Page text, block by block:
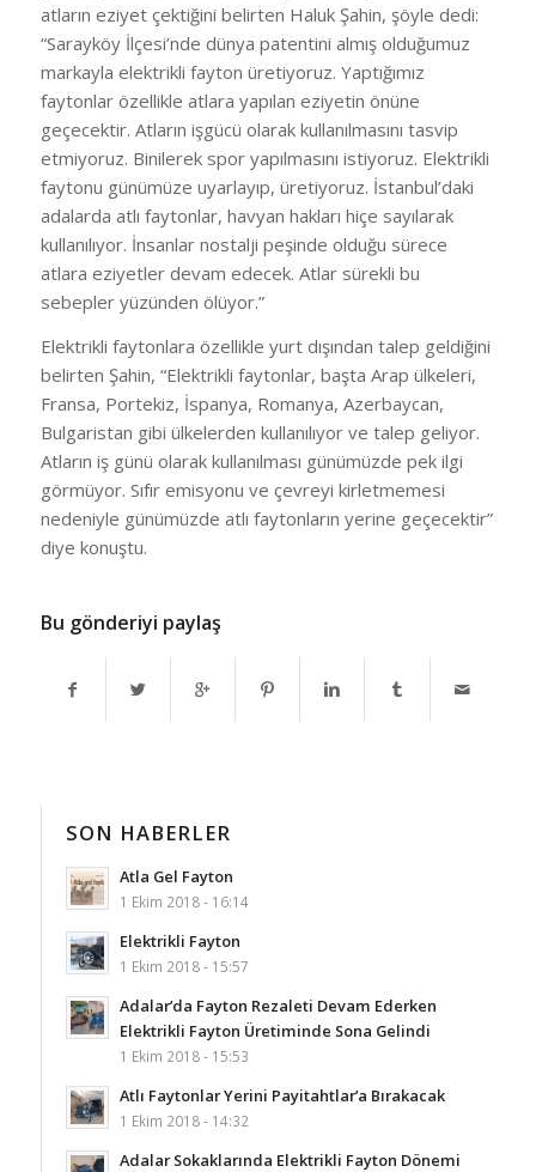
atların eziyet çektiğini belirten Haluk Şahin, şöyle dedi:
“Sarayköy İlçesi’nde dünya patentini almış olduğumuz
markayla elektrikli fayton üretiyoruz. Yaptığımız
faytonlar özellikle atlara yapılan eziyetin önüne
geçecektir. Atların işgücü olarak kullanılmasını tasvip
etmiyoruz. Binilerek spor yapılmasını istiyoruz. Elektrikli
faytonu günümüze uyarlayıp, üretiyoruz. İstanbul’daki
adalarda atlı faytonlar, havyan hakları hiçe sayılarak
kullanılıyor. İnsanlar nostalji peşinde olduğu sürece
atlara eziyetler devam edecek. Atlar sürekli bu
sebepler yüzünden ölüyor.”
Elektrikli faytonlara özellikle yurt dışından talep geldiğini
belirten Şahin, “Elektrikli faytonlar, başta Arap ülkeleri,
Fransa, Portekiz, İspanya, Romanya, Azerbaycan,
Bulgaristan gibi ülkelerden kullanılıyor ve talep geliyor.
Atların iş günü olarak kullanılması günümüzde pek ilgi
görmüyor. Sıfır emisyonu ve çevreyi kirletmemesi
nedeniyle günümüzde atlı faytonların yerine geçecektir”
diye konuştu.
Bu gönderiyi paylaş
SON HABERLER
Atla Gel Fayton
1 Ekim 2018 - 16:14
Elektrikli Fayton
1 Ekim 2018 - 15:57
Adalar’da Fayton Rezaleti Devam Ederken
Elektrikli Fayton Üretiminde Sona Gelindi
1 Ekim 2018 - 15:53
Atlı Faytonlar Yerini Payitahtlar’a Bırakacak
1 Ekim 2018 - 14:32
Adalar Sokaklarında Elektrikli Fayton Dönemi